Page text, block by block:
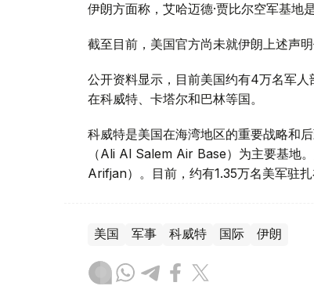
伊朗方面称，艾哈迈德·贾比尔空军基地
截至目前，美国官方尚未就伊朗上述声明
公开资料显示，目前美国约有4万名军
在科威特、卡塔尔和巴林等国。
科威特是美国在海湾地区的重要战略和
（Ali Al Salem Air Base）为主要基地
Arifjan）。目前，约有1.35万名美军驻扎
美国 军事 科威特 国际 伊朗